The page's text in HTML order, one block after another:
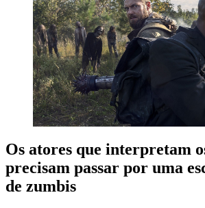
Os atores que interpretam
precisam passar por uma
de zumbis